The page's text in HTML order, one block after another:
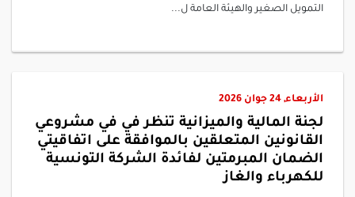
التمويل الصغير والهيئة العامة ل...
الأربعاء, 24 جوان 2026
لجنة المالية والميزانية تنظر في في مشروعي
القانونين المتعلقين بالموافقة على اتفاقيتي
الضمان المبرمتين لفائدة الشركة التونسية
للكهرباء والغاز